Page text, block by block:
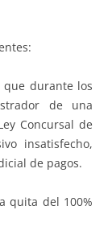
durante los
de una
Concursal de
insatisfecho,
de pagos.
quita del 100%